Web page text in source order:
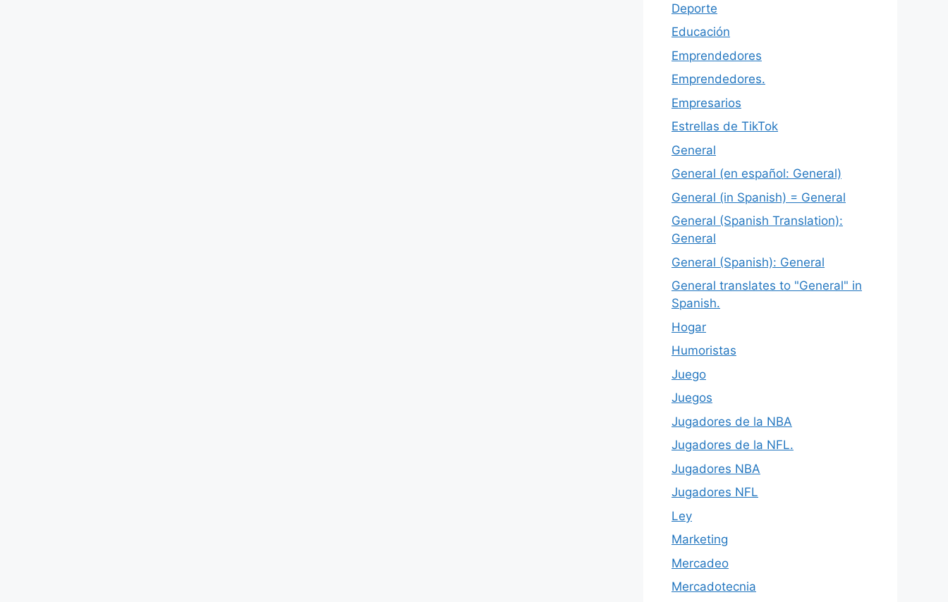
Deporte
Educación
Emprendedores
Emprendedores.
Empresarios
Estrellas de TikTok
General
General (en español: General)
General (in Spanish) = General
General (Spanish Translation):
General
General (Spanish): General
General translates to "General" in
Spanish.
Hogar
Humoristas
Juego
Juegos
Jugadores de la NBA
Jugadores de la NFL.
Jugadores NBA
Jugadores NFL
Ley
Marketing
Mercadeo
Mercadotecnia